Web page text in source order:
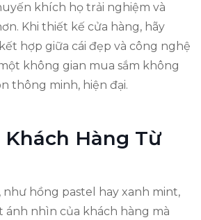
khích họ trải nghiệm và
Khi thiết kế cửa hàng, hãy
hợp giữa cái đẹp và công nghệ
không gian mua sắm không
thông minh, hiện đại.
Khách Hàng Từ
như hồng pastel hay xanh mint,
nhìn của khách hàng mà